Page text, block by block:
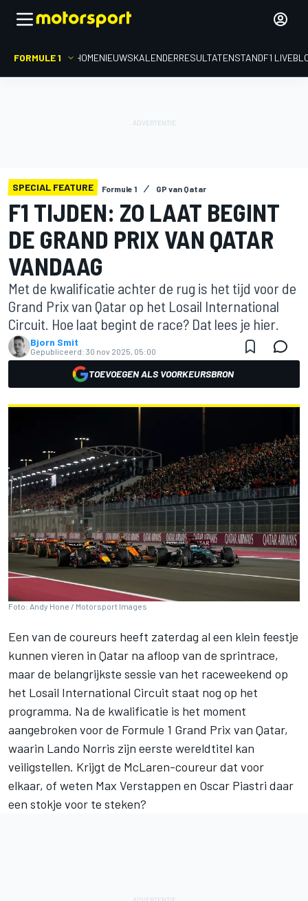
FORMULE 1 HOMENIEUWSKALENDERRESULTATENSTANDF1
SPECIAL FEATURE Formule 1 GP van Qatar
F1 TIJDEN: ZO LAAT BEGINT
DE GRAND PRIX VAN QATAR
VANDAAG
Met de kwalificatie achter de rug is het tijd voor de
Grand Prix van Qatar op het Losail International
Circuit. Hoe laat begint de race? Dat lees je hier.
Bjorn Smit
Gepubliceerd: 30 nov 2025, 05:00
TOEVOEGEN ALS VOORKEURSBRON
Foto: Andy Hone / Motorsport Images
Een van de coureurs heeft zaterdag al een klein feestje
kunnen vieren in Qatar na afloop van de sprintrace,
maar de belangrijkste sessie van het raceweekend op
het Losail International Circuit staat nog op het
programma. Na de kwalificatie is het moment
aangebroken voor de Formule 1 Grand Prix van Qatar,
waarin Lando Norris zijn eerste wereldtitel kan
veiligstellen. Krijgt de McLaren-coureur dat voor
elkaar, of weten Max Verstappen en Oscar Piastri daar
een stokje voor te steken?